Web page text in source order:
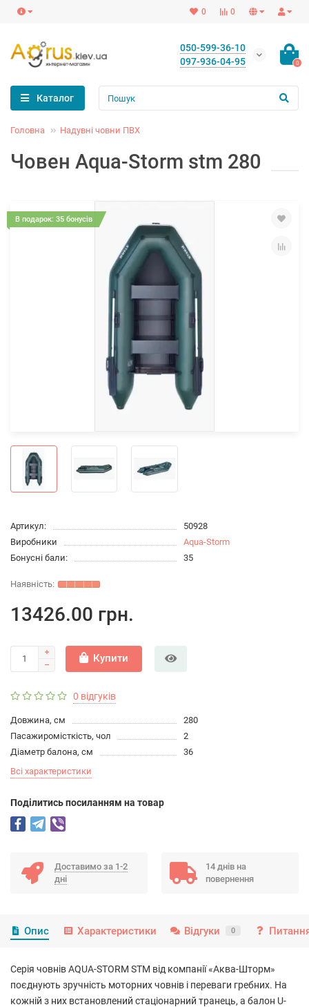
0
0
050-599-36-10
097-936-04-95
0
Каталог
Головна Надувні човни ПВХ
Човен Aqua-Storm stm 280
В подарок: 35 бонусів
Артикул:
50928
Виробники
Aqua-Storm
Бонусні бали:
35
13426.00 грн.
Купити
0 відгуків
Довжина, см
280
Пасажиромісткість, чол
2
Діаметр балона, см
36
Всі характеристики
Подiлитись посиланням на товар
Доставимо за 1-2
дні
14 днів на
повернення
Опис Характеристики Відгуки 0
Серія човнів AQUA-STORM STM від компанії «Аква-Шторм»
поєднують зручність моторних човнів і переваги гребних. На
кожній з них встановлений стаціонарний транець, а балон U-